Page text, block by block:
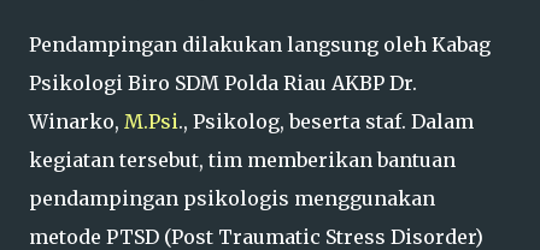
Pendampingan dilakukan langsung oleh Kabag
Psikologi Biro SDM Polda Riau AKBP Dr.
Winarko, M.Psi., Psikolog, beserta staf. Dalam
kegiatan tersebut, tim memberikan bantuan
pendampingan psikologis menggunakan
metode PTSD (Post Traumatic Stress Disorder)